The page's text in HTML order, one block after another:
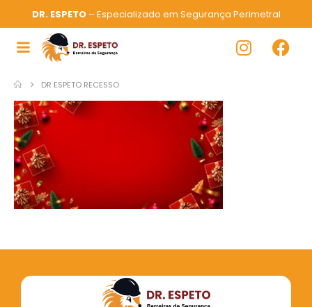
DR. ESPETO– Especializado em Segurança Perimetral
DR ESPETO RECESSO